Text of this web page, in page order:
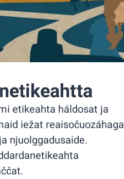
etikeahta háldosat ja
iežat reaisočuozáhaga
njuolggadusaide.